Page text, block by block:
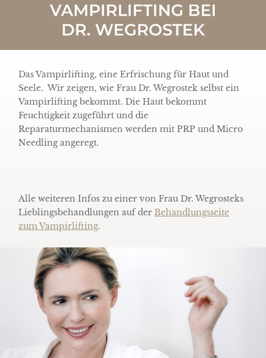
Das Vampirlifting, eine Erfrischung für Haut und
Seele. Wir zeigen, wie Frau Dr. Wegrostek selbst ein
Vampirlifting bekommt. Die Haut bekommt
Feuchtigkeit zugeführt und die
Reparaturmechanismen werden mit PRP und Micro
Needling angeregt.
Alle weiteren Infos zu einer von Frau Dr. Wegrosteks
Lieblingsbehandlungen auf der Behandlungsseite
zum Vampirlifting.